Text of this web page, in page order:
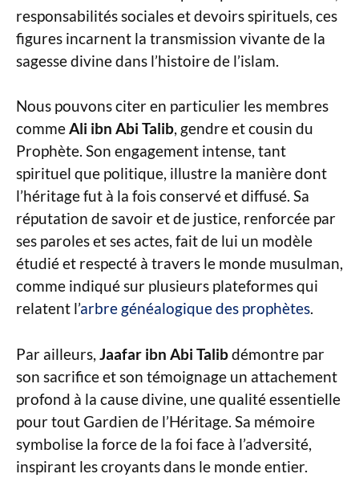
responsabilités sociales et devoirs spirituels, ces
figures incarnent la transmission vivante de la
sagesse divine dans l’histoire de l’islam.
Nous pouvons citer en particulier les membres
commeAli ibn Abi Talib, gendre et cousin du
Prophète. Son engagement intense, tant
spirituel que politique, illustre la manière dont
l’héritage fut à la fois conservé et diffusé. Sa
réputation de savoir et de justice, renforcée par
ses paroles et ses actes, fait de lui un modèle
étudié et respecté à travers le monde musulman,
comme indiqué sur plusieurs plateformes qui
relatent l’arbre généalogique des prophètes.
Par ailleurs, Jaafar ibn Abi Talibdémontre par
son sacrifice et son témoignage un attachement
profond à la cause divine, une qualité essentielle
pour tout Gardien de l’Héritage. Sa mémoire
symbolise la force de la foi face à l’adversité,
inspirant les croyants dans le monde entier.